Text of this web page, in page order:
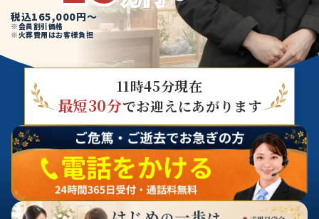
税込165,000円～
※会員割引価格
※火葬費用はお客様負担
11時45分現在
最短30分でお迎えにあがります